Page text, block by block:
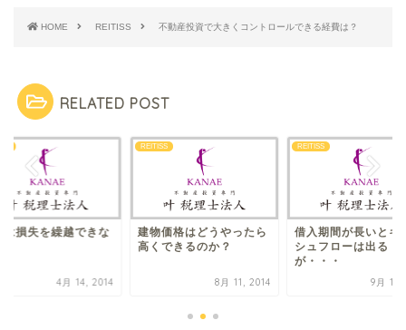
HOME REITISS 不動産投資で大きくコントロールできる経費は？
RELATED POST
は損失を繰越できな
4月 14, 2014
REITISS
建物価格はどうやったら
高くできるのか？
8月 11, 2014
REITISS
借入期間が長いとキ
シュフローは出る
が・・・
9月 13,